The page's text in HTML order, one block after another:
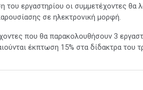
του εργαστηρίου οι συμμετέχοντες
σε ηλεκτρονική μορφή.
που θα παρακολουθήσουν 3
έκπτωση 15% στα δίδακτρα του